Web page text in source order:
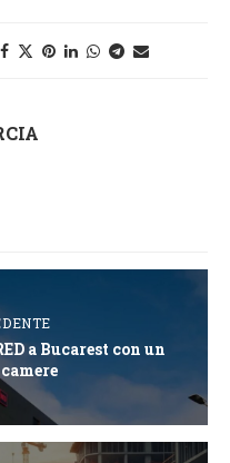
a Bucarest con un